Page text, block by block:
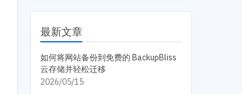
最新文章
如何将网站备份到免费的 BackupBliss
云存储并轻松迁移
2026/05/15